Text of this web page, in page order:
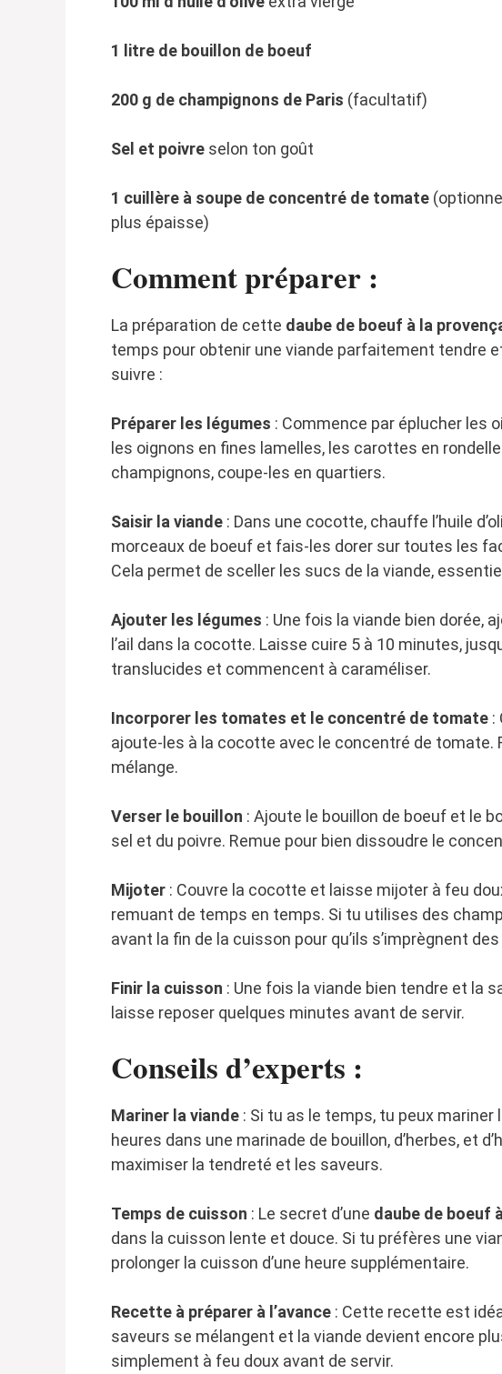
1 litre de bouillon de boeuf
200 g de champignons de Paris (facultatif)
Sel et poivre selon ton goût
1 cuillère à soupe de concentré de tomate
plus épaisse)
Comment préparer :
La préparation de cette daube de boeuf à la
temps pour obtenir une viande parfaitement tendre
suivre :
Préparer les légumes : Commence par éplucher les
les oignons en fines lamelles, les carottes en
champignons, coupe-les en quartiers.
Saisir la viande : Dans une cocotte, chauffe l’huile
morceaux de boeuf et fais-les dorer sur toutes les
Cela permet de sceller les sucs de la viande,
Ajouter les légumes : Une fois la viande bien dorée,
l’ail dans la cocotte. Laisse cuire 5 à 10 minutes,
translucides et commencent à caraméliser.
Incorporer les tomates et le concentré de tomate :
ajoute-les à la cocotte avec le concentré de tomate.
mélange.
Verser le bouillon : Ajoute le bouillon de boeuf et le
sel et du poivre. Remue pour bien dissoudre le
Mijoter : Couvre la cocotte et laisse mijoter à feu
remuant de temps en temps. Si tu utilises des
avant la fin de la cuisson pour qu’ils s’imprègnent
Finir la cuisson : Une fois la viande bien tendre et la
laisse reposer quelques minutes avant de servir.
Conseils d’experts :
Mariner la viande : Si tu as le temps, tu peux mariner
heures dans une marinade de bouillon, d’herbes, et
maximiser la tendreté et les saveurs.
Temps de cuisson : Le secret d’une daube de boeuf
dans la cuisson lente et douce. Si tu préfères une
prolonger la cuisson d’une heure supplémentaire.
Recette à préparer à l’avance : Cette recette est
saveurs se mélangent et la viande devient encore
simplement à feu doux avant de servir.